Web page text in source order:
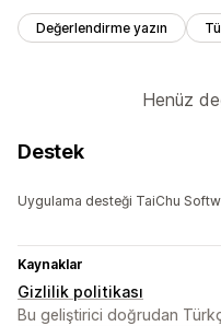
Değerlendirme yazın
Henüz
Destek
Uygulama desteği TaiChu
Kaynaklar
Gizlilik politikası
Bu geliştirici doğrudan